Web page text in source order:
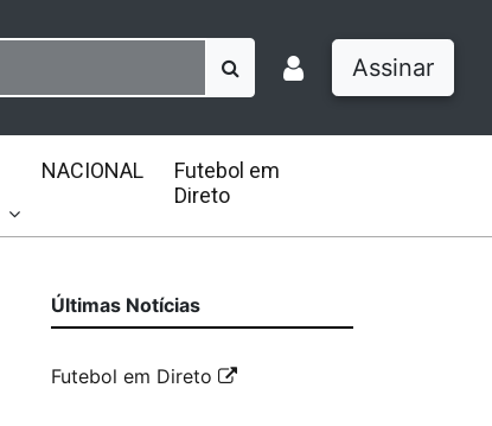
Assinar
NACIONAL
Futebol em
Direto
Últimas Notícias
Futebol em Direto